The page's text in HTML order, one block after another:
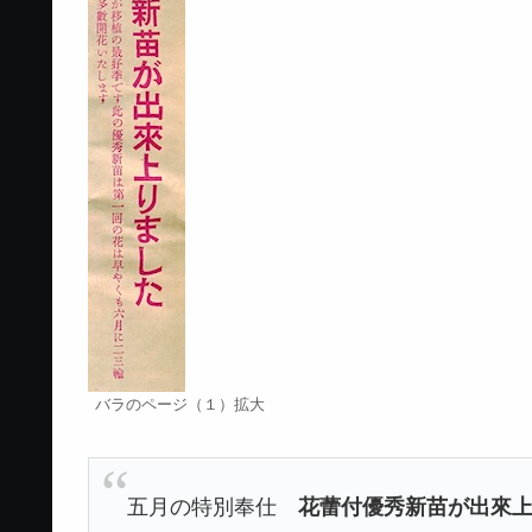
バラのページ（１）拡大
五月の特別奉仕花蕾付優秀新苗が出來